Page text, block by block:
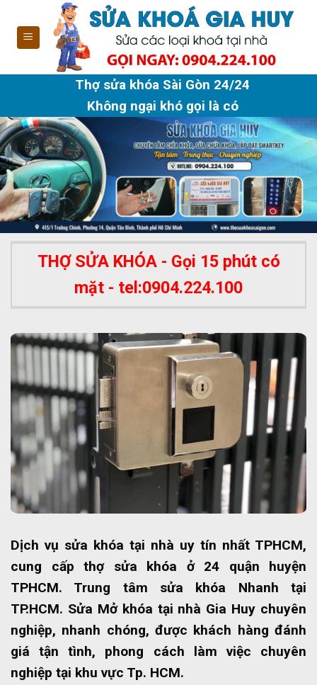
content
Thợ sửa khóa Sài Gòn 24/24
Không ngại khó gọi là có
Dịch vụ sửa khóa tại nhà uy tín nhất TPHCM,
cung cấp thợ sửa khóa ở 24 quận huyện
TPHCM. Trung tâm sửa khóa Nhanh tại
TP.HCM. Sửa Mở khóa tại nhà Gia Huy chuyên
nghiệp, nhanh chóng, được khách hàng đánh
giá tận tình, phong cách làm việc chuyên
nghiệp tại khu vực Tp. HCM.
THỢ SỬA KHÓA - Gọi 15 phút có
mặt - tel:0904.224.100